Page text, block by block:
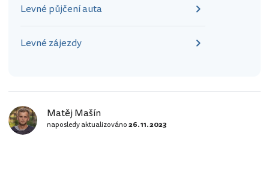
Levné půjčení auta
Levné zájezdy
Matěj Mašín
naposledy aktualizováno26. 11. 2023